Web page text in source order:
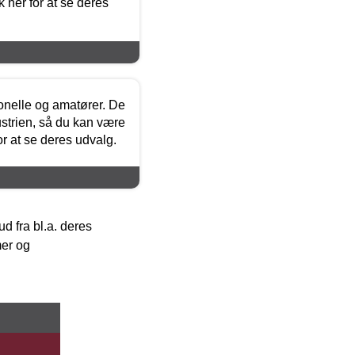
og amatører. De
så du kan være
at se deres udvalg.
fra bl.a. deres
og